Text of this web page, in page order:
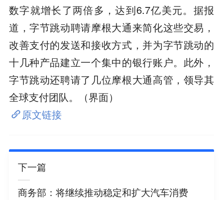
数字就增长了两倍多，达到6.7亿美元。据报
道，字节跳动聘请摩根大通来简化这些交易，
改善支付的发送和接收方式，并为字节跳动的
十几种产品建立一个集中的银行账户。此外，
字节跳动还聘请了几位摩根大通高管，领导其
全球支付团队。（界面）
原文链接
下一篇
商务部：将继续推动稳定和扩大汽车消费